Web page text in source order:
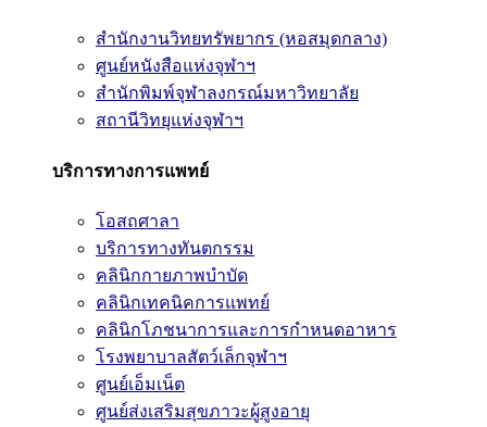
สำนักงานวิทยทรัพยากร (หอสมุดกลาง)
ศูนย์หนังสือแห่งจุฬาฯ
สำนักพิมพ์จุฬาลงกรณ์มหาวิทยาลัย
สถานีวิทยุแห่งจุฬาฯ
บริการทางการแพทย์
โอสถศาลา
บริการทางทันตกรรม
คลินิกกายภาพบำบัด
คลินิกเทคนิคการแพทย์
คลินิกโภชนาการและการกำหนดอาหาร
โรงพยาบาลสัตว์เล็กจุฬาฯ
ศูนย์เอ็มเน็ต
ศูนย์ส่งเสริมสุขภาวะผู้สูงอายุ